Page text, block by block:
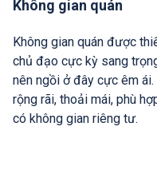
Không gian quán
Không gian quán được
chủ đạo cực kỳ sang
nên ngồi ở đây cực êm
rộng rãi, thoải mái, phù
có không gian riêng tư.